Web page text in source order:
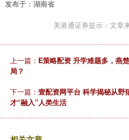
发布于：湖南省
美港通证券提示：文章
上一篇： E策略配资 升学难题多，燕
局？
下一篇： 壹配资网平台 科学揭秘从野
才“融入”人类生活